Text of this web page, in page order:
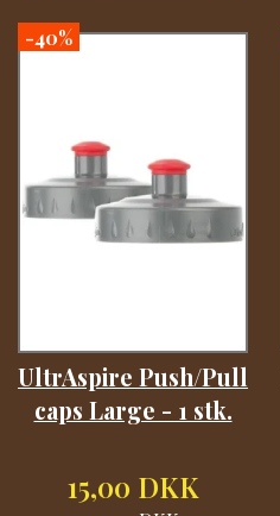
-40%
UltrAspire Push/Pull
caps Large - 1 stk.
15,00 DKK